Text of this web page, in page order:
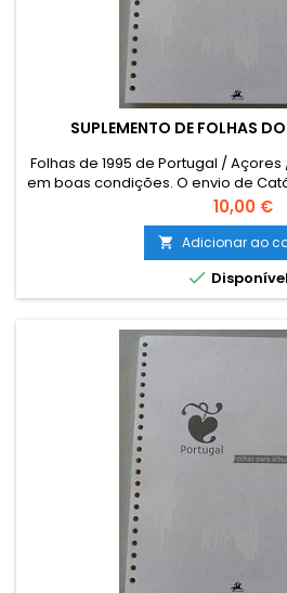
SUPLEMENTO DE FOLHAS
Folhas de 1995 de Portugal /
em boas condições. O envio de
Material Filatélico para o
encomendado por email para
The sending of catalogues,
material to foreign must be
through the
Preço
10,00 €
 Adicionar ao
 Disponível